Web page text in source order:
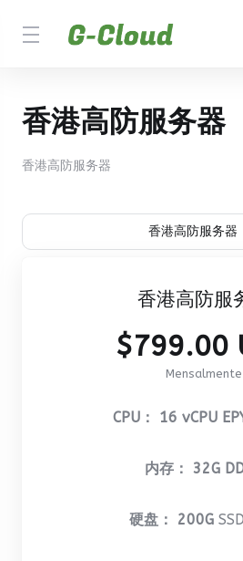
香港高防服务器
香港高防服务器
香港高防服务器
香港高防服
$799.00
Mensalmente
CPU： 16 vCPU
内存： 32G
硬盘： 200G